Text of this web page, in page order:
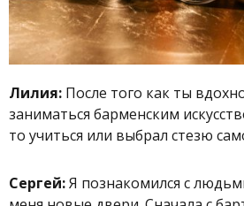
Лилия: После того как ты
заниматься барменским
то учиться или выбрал стезю
Сергей:Я познакомился с